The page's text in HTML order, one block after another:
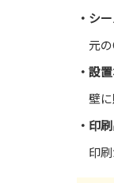
・シ
元の
・設
壁に
・印
印刷